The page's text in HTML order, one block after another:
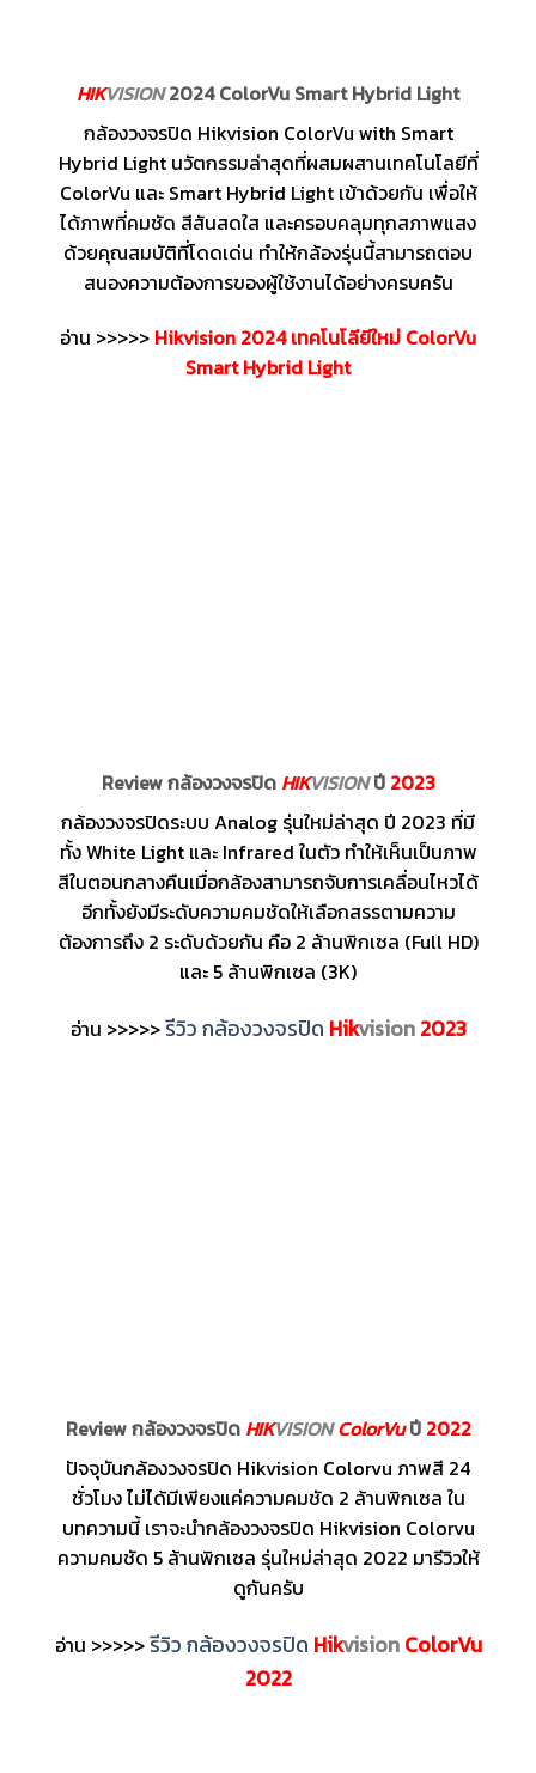
HIKVISION2024 ColorVu Smart Hybrid Light
กล้องวงจรปิด Hikvision ColorVu with Smart
Hybrid Light นวัตกรรมล่าสุดที่ผสมผสานเทคโนโลยีที่
ColorVu และ Smart Hybrid Light เข้าด้วยกัน เพื่อให้
ได้ภาพที่คมชัด สีสันสดใส และครอบคลุมทุกสภาพแสง
ด้วยคุณสมบัติที่โดดเด่น ทำให้กล้องรุ่นนี้สามารถตอบ
สนองความต้องการของผู้ใช้งานได้อย่างครบครัน
อ่าน >>>>> Hikvision 2024 เทคโนโลียีใหม่ ColorVu
Smart Hybrid Light
Review กล้องวงจรปิด HIKVISIONปี 2023
กล้องวงจรปิดระบบ Analog รุ่นใหม่ล่าสุด ปี 2023 ที่มี
ทั้ง White Light และ Infrared ในตัว ทำให้เห็นเป็นภาพ
สีในตอนกลางคืนเมื่อกล้องสามารถจับการเคลื่อนไหวได้
อีกทั้งยังมีระดับความคมชัดให้เลือกสรรตามความ
ต้องการถึง 2 ระดับด้วยกัน คือ 2 ล้านพิกเซล (Full HD)
และ 5 ล้านพิกเซล (3K)
อ่าน >>>>>รีวิว กล้องวงจรปิด Hikvision 2023
Review กล้องวงจรปิด HIKVISIONColorVuปี 2022
ปัจจุบันกล้องวงจรปิด Hikvision Colorvu ภาพสี 24
ชั่วโมง ไม่ได้มีเพียงแค่ความคมชัด 2 ล้านพิกเซล ใน
บทความนี้ เราจะนำกล้องวงจรปิด Hikvision Colorvu
ความคมชัด 5 ล้านพิกเซล รุ่นใหม่ล่าสุด 2022 มารีวิวให้
ดูกันครับ
อ่าน >>>>>รีวิว กล้องวงจรปิด Hikvision ColorVu
2022